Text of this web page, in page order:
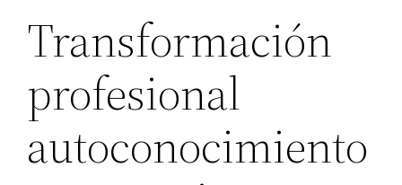
Transformación
profesional
autoconocimiento